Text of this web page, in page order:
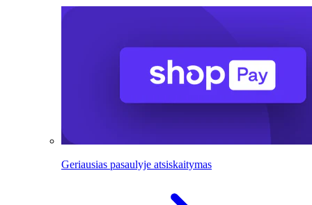
Geriausias pasaulyje atsiskaitymas